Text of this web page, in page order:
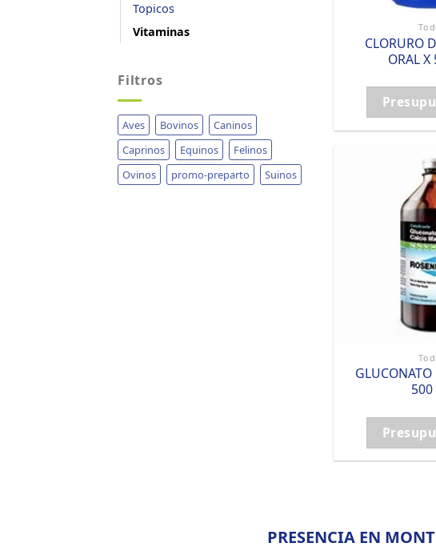
Topicos
Vitaminas
Filtros
Aves Bovinos
Caninos
Caprinos
Equinos
Felinos
Ovinos
promo-preparto Suinos
CLORURO
ORAL
GLUCONATO
500
PRESENCIA EN